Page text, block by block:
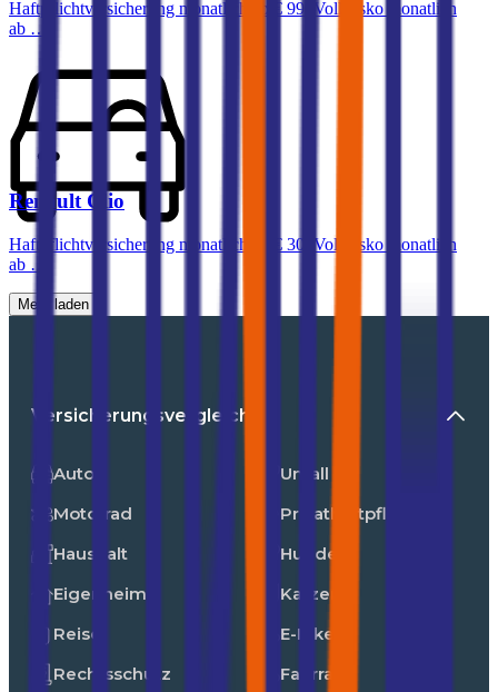
Haftpflichtversicherung monatlich ab € 99
Vollkasko monatlich
ab …
Renault Clio
Haftpflichtversicherung monatlich ab € 30
Vollkasko monatlich
ab …
Mehr laden
Versicherungsvergleiche
Auto
Motorrad
Haushalt
Eigenheim
Reise
Rechtsschutz
Unfall
Privathaftpflicht
Hunde
Katzen
E-Bike
Fahrrad